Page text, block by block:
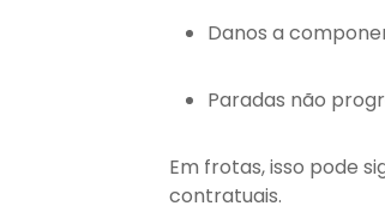
Danos a
Paradas não
Em frotas, isso pode
contratuais.